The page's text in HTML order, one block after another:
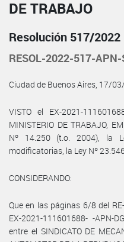
DE TRABAJO
Resolución 517/2022
RESOL-2022-517-
Ciudad de Buenos Aires, 17/
VISTO el EX-2021-
MINISTERIO DE TRABAJO,
Nº 14.250 (t.o. 2004), la
modificatorias, la Ley Nº
CONSIDERANDO:
Que en las páginas 6/8 del
EX-2021-111601688- -APN-
entre el SINDICATO DE